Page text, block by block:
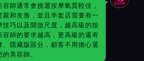
容師通常會挑選按摩氣質較佳，
親和友善，並且半套店需要有一
技巧以及開放尺度，越高級的按
容師的要求越高，更高級的還有
、隱藏版區分，顧客不用擔心選
美容師。